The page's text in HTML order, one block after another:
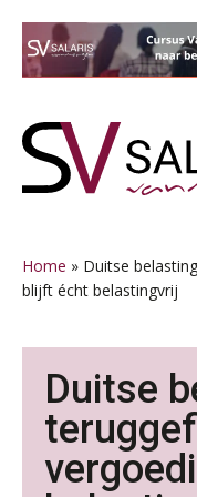
naar
hoofdnavigatie
naar
hoofd
naar
eerste
naar
voettekst
Home » Duitse
blijft écht belastingvrij
Duitse
07